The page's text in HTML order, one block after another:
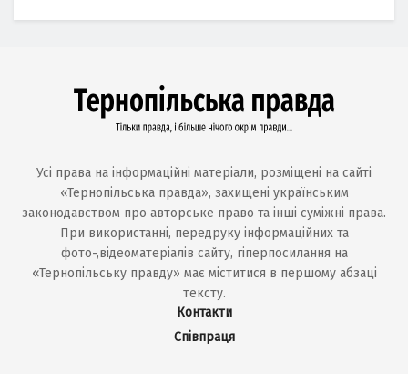
Усі права на інформаційні матеріали, розміщені на сайті
«Тернопільська правда», захищені українським
законодавством про авторське право та інші суміжні права.
При використанні, передруку інформаційних та
фото-,відеоматеріалів сайту, гіперпосилання на
«Тернопільську правду» має міститися в першому абзаці
тексту.
Контакти
Співпраця